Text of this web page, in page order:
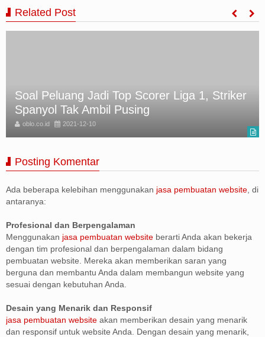
Related Post
Soal Peluang Jadi Top Scorer Liga 1, Striker
Spanyol Tak Ambil Pusing
oblo.co.id 2021-12-10
Posting Komentar
Ada beberapa kelebihan menggunakan jasa pembuatan website , di
antaranya:
Profesional dan Berpengalaman
Menggunakan jasa pembuatan website berarti Anda akan bekerja
dengan tim profesional dan berpengalaman dalam bidang
pembuatan website. Mereka akan memberikan saran yang
berguna dan membantu Anda dalam membangun website yang
sesuai dengan kebutuhan Anda.
Desain yang Menarik dan Responsif
jasa pembuatan website akan memberikan desain yang menarik
dan responsif untuk website Anda. Dengan desain yang menarik,